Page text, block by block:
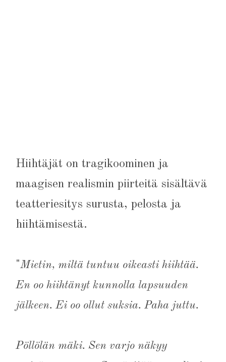
Hiihtäjät on tragikoominen ja
maagisen realismin piirteitä sisältävä
teatteriesitys surusta, pelosta ja
hiihtämisestä.
"Mietin, miltä tuntuu oikeasti hiihtää.
En oo hiihtänyt kunnolla lapsuuden
jälkeen. Ei oo ollut suksia. Paha juttu.
Pöllölän mäki. Sen varjo näkyy